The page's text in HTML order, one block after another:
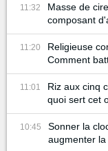
11:32
Masse de
composant
11:20
Religieuse
Comment
11:01
Riz aux cinq
quoi sert cet
10:45
Sonner la
augmenter